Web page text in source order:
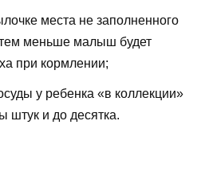
места не заполненного
меньше малыш будет
при кормлении;
у ребенка «в коллекции»
штук и до десятка.